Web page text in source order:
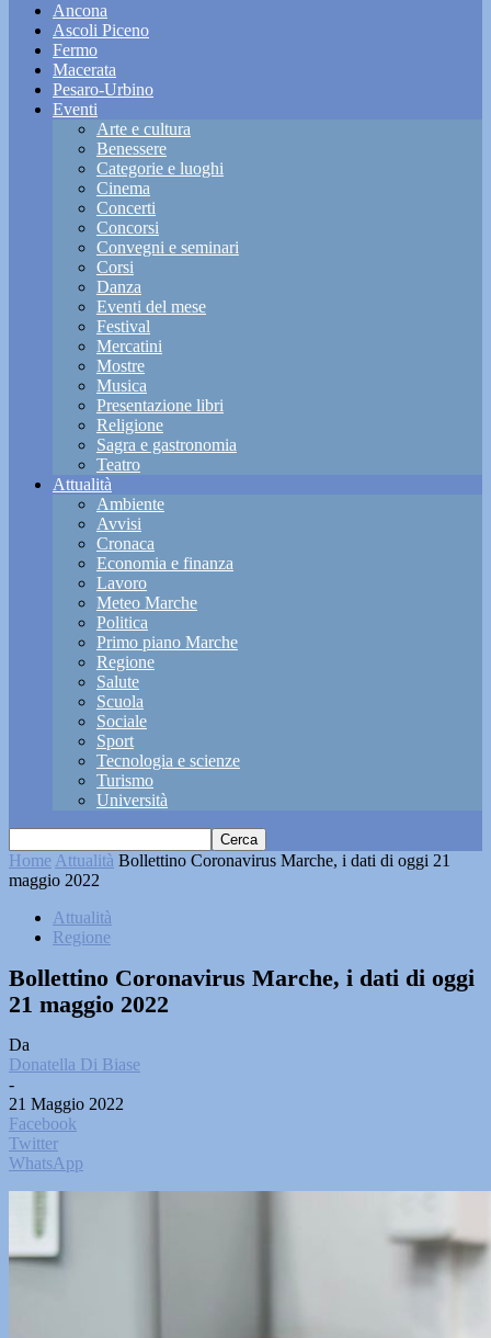
Ancona
Ascoli Piceno
Fermo
Macerata
Pesaro-Urbino
Eventi
Arte e cultura
Benessere
Categorie e luoghi
Cinema
Concerti
Concorsi
Convegni e seminari
Corsi
Danza
Eventi del mese
Festival
Mercatini
Mostre
Musica
Presentazione libri
Religione
Sagra e gastronomia
Teatro
Attualità
Ambiente
Avvisi
Cronaca
Economia e finanza
Lavoro
Meteo Marche
Politica
Primo piano Marche
Regione
Salute
Scuola
Sociale
Sport
Tecnologia e scienze
Turismo
Università
Home Attualità Bollettino Coronavirus Marche, i dati di oggi 21
maggio 2022
Attualità
Regione
Bollettino Coronavirus Marche, i dati di oggi
21 maggio 2022
Da
Donatella Di Biase
-
21 Maggio 2022
Facebook
Twitter
WhatsApp